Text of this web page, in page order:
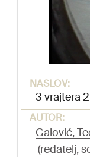
NASLOV:
3 vrajtera
AUTOR:
Galović,
(redatelj,